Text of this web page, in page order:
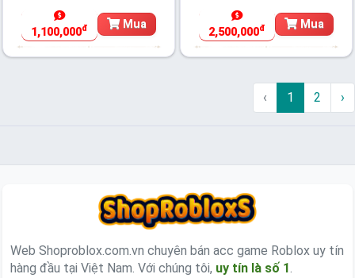
1,100,000đ Mua
2,500,000đ Mua
‹ 1 2 ›
Web Shoproblox.com.vn chuyên bán acc game Roblox uy tín
hàng đầu tại Việt Nam. Với chúng tôi, uy tín là số 1